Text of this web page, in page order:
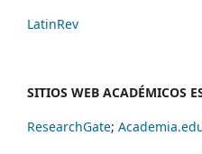
LatinRev
SITIOS WEB ACADÉMICOS
ResearchGate;